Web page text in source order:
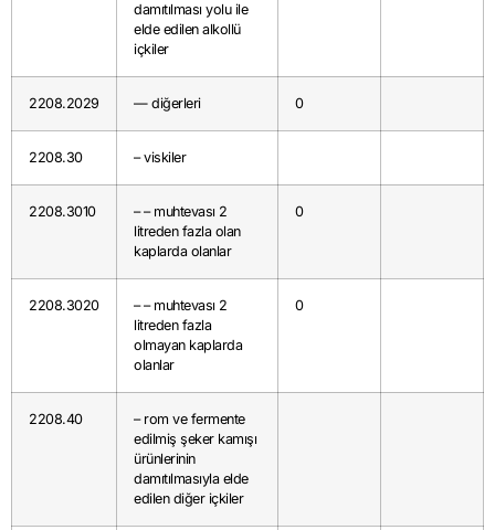
damıtılması yolu ile
elde edilen alkollü
içkiler
2208.2029 — diğerleri 0
2208.30 – viskiler
2208.3010
– – muhtevası 2
litreden fazla olan
kaplarda olanlar
0
2208.3020
– – muhtevası 2
litreden fazla
olmayan kaplarda
olanlar
0
2208.40
– rom ve fermente
edilmiş şeker kamışı
ürünlerinin
damıtılmasıyla elde
edilen diğer içkiler